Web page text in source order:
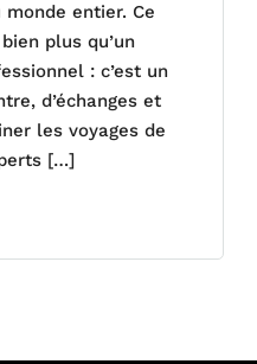
entier. Ce
plus qu’un
: c’est un
d’échanges et
les voyages de
[…]